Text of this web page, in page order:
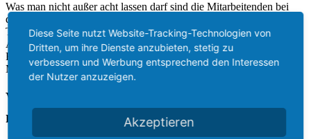
Was man nicht außer acht lassen darf sind die Mitarbeitenden bei
den Auswirkungen. Stehende Positionen an heißen oder kalten
Tagen sollten daher möglichst Unterstellmöglichkeiten aufweisen.
Auch passende Arbeitskleidung sollte hier vorhanden sein.
Regenjacken, Pullover, Mützen oder Gummistiefel schützen deine
Mitarbeiter:innen davor sich zu erkälten.
Wie kann ich mit dem Wetter langfristig
meine Freizeitattraktion betreiben?
Diese Seite nutzt Website-Tracking-Technologien von
Dritten, um ihre Dienste anzubieten, stetig zu
verbessern und Werbung entsprechend den Interessen
der Nutzer anzuzeigen.
Akzeptieren